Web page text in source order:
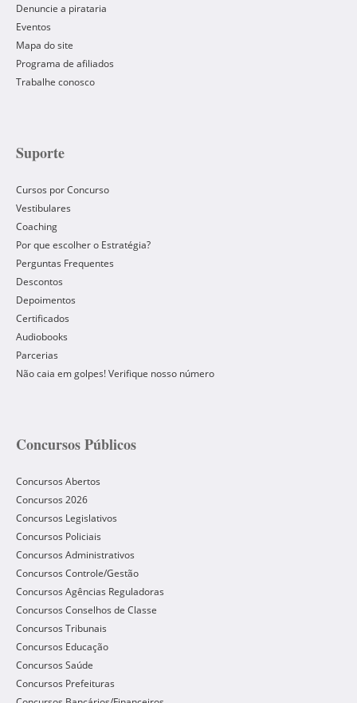
Denuncie a pirataria
Eventos
Mapa do site
Programa de afiliados
Trabalhe conosco
Suporte
Cursos por Concurso
Vestibulares
Coaching
Por que escolher o Estratégia?
Perguntas Frequentes
Descontos
Depoimentos
Certificados
Audiobooks
Parcerias
Não caia em golpes! Verifique nosso número
Concursos Públicos
Concursos Abertos
Concursos 2026
Concursos Legislativos
Concursos Policiais
Concursos Administrativos
Concursos Controle/Gestão
Concursos Agências Reguladoras
Concursos Conselhos de Classe
Concursos Tribunais
Concursos Educação
Concursos Saúde
Concursos Prefeituras